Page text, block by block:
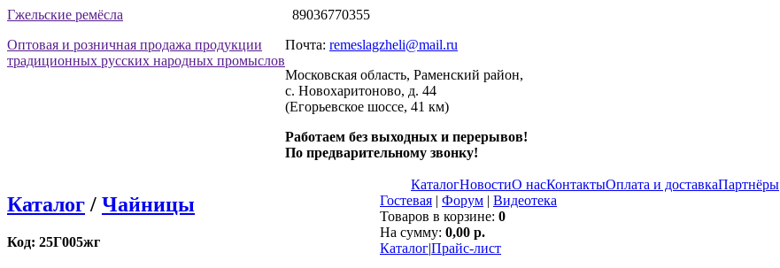
Гжельские ремёсла
Оптовая и розничная продажа продукции
традиционных русских народных промыслов
89036770355
Почта: remeslagzheli@mail.ru
Московская область, Раменский район,
с. Новохаритоново, д. 44
(Егорьевское шоссе, 41 км)
Работаем без выходных и перерывов!
По предварительному звонку!
КаталогНовостиО насКонтактыОплата и доставкаПартнёры
Каталог / Чайницы
Код: 25Г005жг
Гостевая | Форум | Видеотека
Товаров в корзине: 0
На cумму: 0,00 р.
Каталог|Прайс-лист